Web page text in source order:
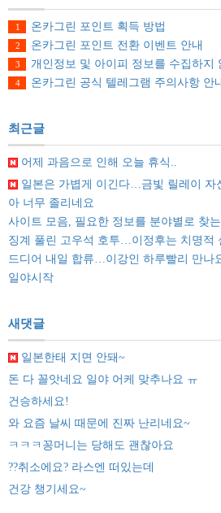
1
온카그린 포인트 획득 방법
2 온카그린 포인트 전환 이벤트 안내
3
개인정보 및 아이피 정보를 수집하지
4 온카그린 공식 텔레그램 주의사항 안
최근글
어제 과음으로 인해 오늘 휴식..
일본은 가볍게 이긴다…금빛 릴레이 자
아 너무 졸리네요
사이트 모음, 필요한 정보를 분야별로 찾
징계 풀린 고우석 호투…이정후는 치명적
드디어 내일 합류…이강인 하루빨리 만나
일야시작
새댓글
일본한태 지면 안돼~
돈 다 꼴앗네요 일야 어케 맞추나요 ㅠ
건승하세요!
와 요즘 날씨 때문에 진짜 난리네요~
ㅋㅋㅋ꽁머니는 당해도 괜찮아요
??취소에요? 라스엔 떠있는데
건강 챙기세요~